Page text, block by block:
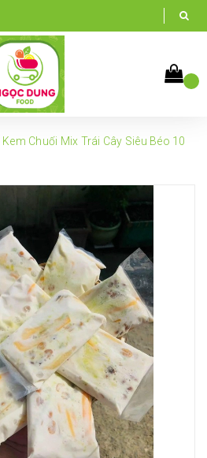
Kem Chuối Mix Trái Cây Siêu Béo 10